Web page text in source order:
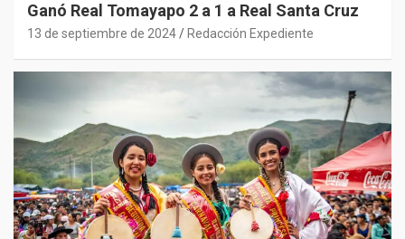
Ganó Real Tomayapo 2 a 1 a Real Santa Cruz
13 de septiembre de 2024 Redacción Expediente